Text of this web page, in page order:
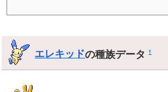
エレキッドの種族データ†